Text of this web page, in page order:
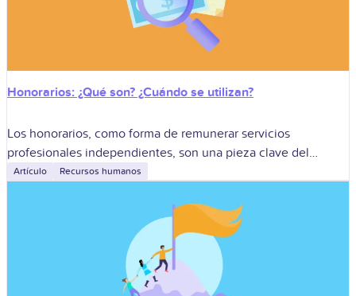
Honorarios: ¿Qué son? ¿Cuándo se utilizan?
Los honorarios, como forma de remunerar servicios
profesionales independientes, son una pieza clave del
engranaje empresarial colombiano. Si bien permiten a las
Artículo Recursos humanos